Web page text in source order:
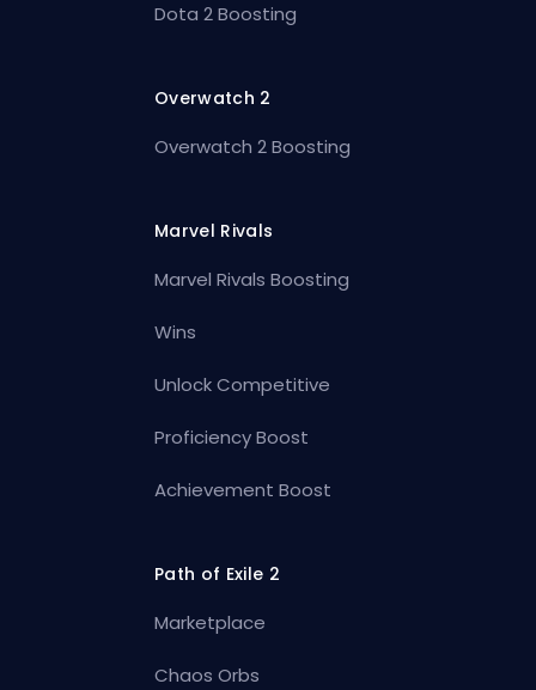
Dota 2 Boosting
Overwatch 2
Overwatch 2 Boosting
Marvel Rivals
Marvel Rivals Boosting
Wins
Unlock Competitive
Proficiency Boost
Achievement Boost
Path of Exile 2
Marketplace
Chaos Orbs